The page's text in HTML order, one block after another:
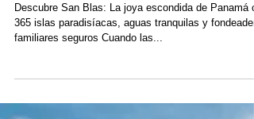
perfecta y fácil para familias
Descubre San Blas: La joya escondida de Panamá
familiares seguros Cuando las...